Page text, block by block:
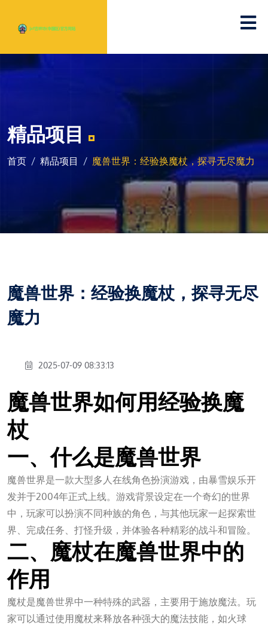
精品项目
首页 精品项目 魔兽世界：经验换魔杖，探寻无尽魔力
魔兽世界：经验换魔杖，探寻无尽
魔力
2025-07-09 08:33:13
魔兽世界如何用经验换魔
杖
一、什么是魔兽世界
魔兽世界是一款大型多人在线角色扮演游戏，由暴雪娱乐开
发并于2004年正式上线。游戏背景设定在一个奇幻的世界
中，玩家可以扮演不同种族的角色，与其他玩家一起探索世
界、完成任务、打怪升级，并体验各种精彩的战斗和冒险。
二、魔杖在魔兽世界中的
作用
魔杖是魔兽世界中一种特殊的武器，主要用于施放魔法。玩
家可以通过使用魔杖来释放各种强大的魔法技能，如火球